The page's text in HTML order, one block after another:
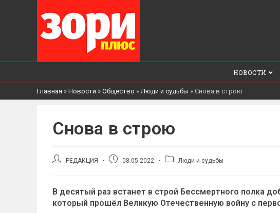
НОВОСТИ
Главная » Новости » Общество »Люди и судьбы » Снова в строю
Снова в строю
АвторРЕДАКЦИЯ
Запись08.05.2022
РубрикаЛюди и судьбы
В десятый раз встанет в строй Бессмертного полка
который прошёл Великую Отечественную войну с